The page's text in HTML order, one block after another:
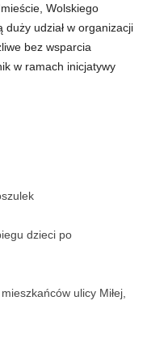
Wolskiego
udział w organizacji
bez wsparcia
w ramach inicjatywy
dzieci po
ulicy Miłej,